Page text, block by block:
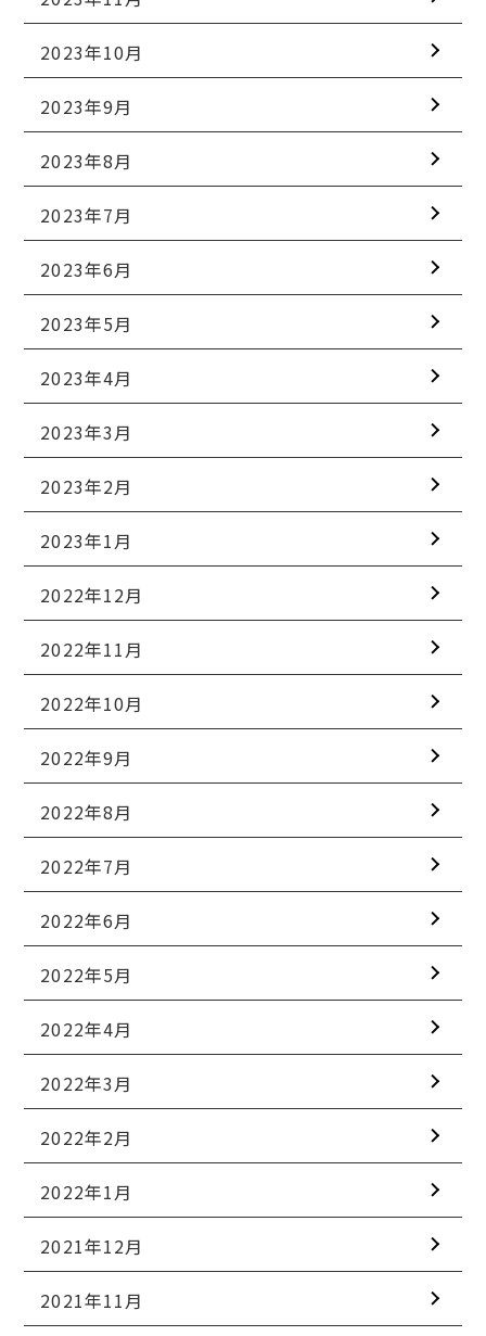
2023年10月
2023年9月
2023年8月
2023年7月
2023年6月
2023年5月
2023年4月
2023年3月
2023年2月
2023年1月
2022年12月
2022年11月
2022年10月
2022年9月
2022年8月
2022年7月
2022年6月
2022年5月
2022年4月
2022年3月
2022年2月
2022年1月
2021年12月
2021年11月